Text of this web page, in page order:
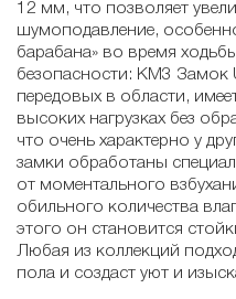
12 мм, что позволяет
шумоподавление,
барабана» во время
безопасности: КМ3 Замок
передовых в области,
высоких нагрузках без
что очень характерно у
замки обработаны
от моментального
обильного количества
этого он становится
Любая из коллекций
пола и создаст уют и